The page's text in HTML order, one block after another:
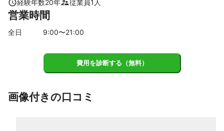
無い。
・忙しくって、なかなか車を持ち込めない
等のお声をよくお伺い致しますが
そんなお客様のお悩みを『合同会社B-craft』がサポート致しま
作業受付は９時～･１２時～･１５時～の枠となっておられます
18時以降はご相談・ご質問の枠となっております。
経験年数20年 従業員1 人
営業時間
全日 9:00〜21:00
費用を診断する（無料）
画像付きの口コミ